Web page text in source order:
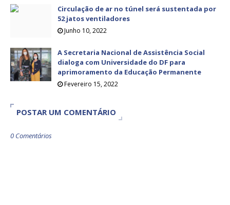
Circulação de ar no túnel será sustentada por
52 jatos ventiladores
Junho 10, 2022
A Secretaria Nacional de Assistência Social
dialoga com Universidade do DF para
aprimoramento da Educação Permanente
Fevereiro 15, 2022
POSTAR UM COMENTÁRIO
0 Comentários